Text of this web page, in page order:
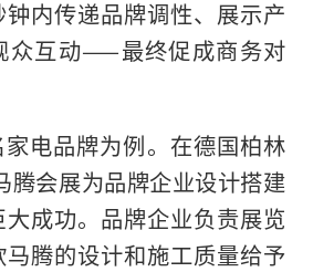
内传递品牌调性、展示产
众互动——最终促成商务对
电品牌为例。在德国柏林
腾会展为品牌企业设计搭建
成功。品牌企业负责展览
腾的设计和施工质量给予